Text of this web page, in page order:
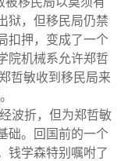
狱，但移民局仍禁
扣押，变成了一个
院机械系允许郑哲
哲敏收到移民局来
波折，但为郑哲敏
础。回国前的一个
钱学森特别嘱咐了